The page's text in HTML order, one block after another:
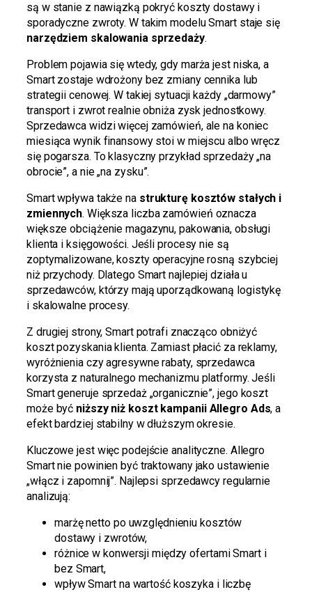
są w stanie z nawiązką pokryć koszty dostawy i
sporadyczne zwroty. W takim modelu Smart staje się
narzędziem skalowania sprzedaży.
Problem pojawia się wtedy, gdy marża jest niska, a
Smart zostaje wdrożony bez zmiany cennika lub
strategii cenowej. W takiej sytuacji każdy „darmowy”
transport i zwrot realnie obniża zysk jednostkowy.
Sprzedawca widzi więcej zamówień, ale na koniec
miesiąca wynik finansowy stoi w miejscu albo wręcz
się pogarsza. To klasyczny przykład sprzedaży „na
obrocie”, a nie „na zysku”.
Smart wpływa także na strukturę kosztów stałych i
zmiennych. Większa liczba zamówień oznacza
większe obciążenie magazynu, pakowania, obsługi
klienta i księgowości. Jeśli procesy nie są
zoptymalizowane, koszty operacyjne rosną szybciej
niż przychody. Dlatego Smart najlepiej działa u
sprzedawców, którzy mają uporządkowaną logistykę
i skalowalne procesy.
Z drugiej strony, Smart potrafi znacząco obniżyć
koszt pozyskania klienta. Zamiast płacić za reklamy,
wyróżnienia czy agresywne rabaty, sprzedawca
korzysta z naturalnego mechanizmu platformy. Jeśli
Smart generuje sprzedaż „organicznie”, jego koszt
może być niższy niż koszt kampanii Allegro Ads, a
efekt bardziej stabilny w dłuższym okresie.
Kluczowe jest więc podejście analityczne. Allegro
Smart nie powinien być traktowany jako ustawienie
„włącz i zapomnij”. Najlepsi sprzedawcy regularnie
analizują:
marżę netto po uwzględnieniu kosztów
dostawy i zwrotów,
różnice w konwersji między ofertami Smart i
bez Smart,
wpływ Smart na wartość koszyka i liczbę